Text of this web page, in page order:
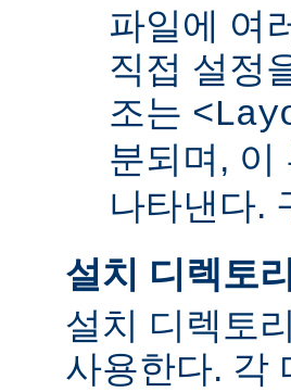
파일에 여
직접 설정
조는
분되며, 이
나타낸다.
설치 디렉토
설치 디렉토
사용한다. 각